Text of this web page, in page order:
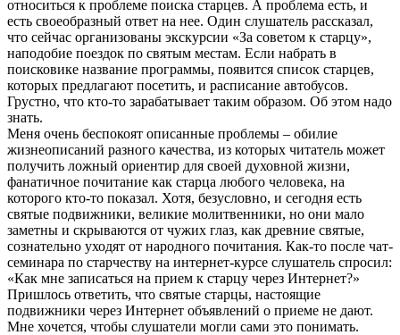
относиться к проблеме поиска старцев. А проблема есть, и
есть своеобразный ответ на нее. Один слушатель рассказал,
что сейчас организованы экскурсии «За советом к старцу»,
наподобие поездок по святым местам. Если набрать в
поисковике название программы, появится список старцев,
которых предлагают посетить, и расписание автобусов.
Грустно, что кто-то зарабатывает таким образом. Об этом надо
знать.
Меня очень беспокоят описанные проблемы – обилие
жизнеописаний разного качества, из которых читатель может
получить ложный ориентир для своей духовной жизни,
фанатичное почитание как старца любого человека, на
которого кто-то показал. Хотя, безусловно, и сегодня есть
святые подвижники, великие молитвенники, но они мало
заметны и скрываются от чужих глаз, как древние святые,
сознательно уходят от народного почитания. Как-то после чат-
семинара по старчеству на интернет-курсе слушатель спросил:
«Как мне записаться на прием к старцу через Интернет?»
Пришлось ответить, что святые старцы, настоящие
подвижники через Интернет объявлений о приеме не дают.
Мне хочется, чтобы слушатели могли сами это понимать.